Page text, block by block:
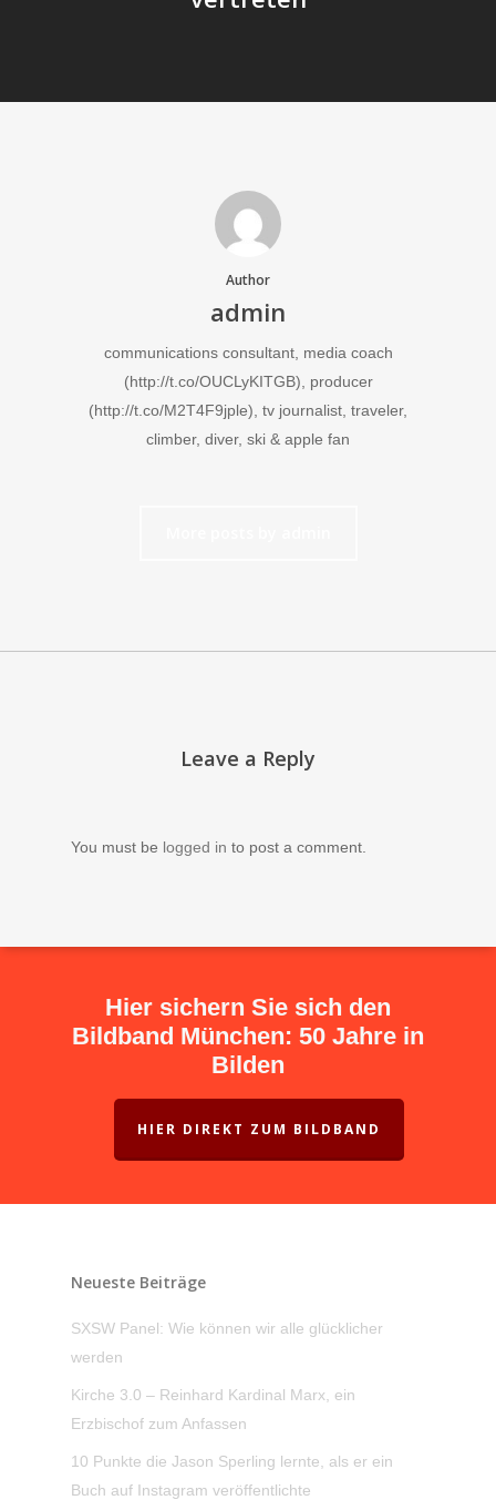
Author
admin
communications consultant, media coach
(http://t.co/OUCLyKITGB), producer
(http://t.co/M2T4F9jple), tv journalist, traveler,
climber, diver, ski & apple fan
Leave a Reply
You must be logged in to post a comment.
Hier sichern Sie sich den
Bildband München: 50 Jahre in
Bilden
HIER DIREKT ZUM BILDBAND
Neueste Beiträge
SXSW Panel: Wie können wir alle glücklicher
werden
Kirche 3.0 – Reinhard Kardinal Marx, ein
Erzbischof zum Anfassen
10 Punkte die Jason Sperling lernte, als er ein
Buch auf Instagram veröffentlichte